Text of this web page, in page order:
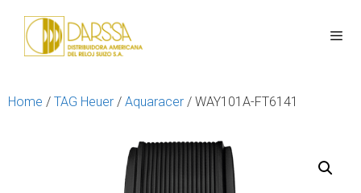
Home / TAG Heuer / Aquaracer / WAY101A-FT6141